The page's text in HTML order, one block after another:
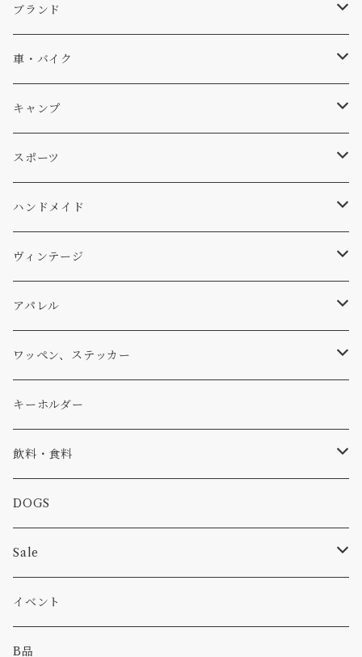
キャップ、ニット
ソックス
雑貨
ステッカー
バッグ
パンツ
パーカー・トレーナー
アウター
コラボ
食品
ブランド
Db
サーフ
スキー
A-Frame
DOGS
WEAR
Four My Self
Ten
アメリカ軍払い下げ
...mura
車・バイク
車外
マット、シート
エアフレッシュナー
小物
ヘルメット
キャンプ
ファニチャー
キッチン
スリーピング
小物
コーヒー
焚き火
スポーツ
サーフ
スキー
ハンドメイド
ステッカー
ワッペン
小物
ヴィンテージ
ワッペン
ステッカー
小物
バイク
カー
アパレル
Tシャツ
キャップ、ニット
バッグ
小物
パンツ
パーカー・トレーナー
ワッペン、ステッカー
ワッペン
ステッカー
ピン
キーホルダー
飲料・食料
コーヒー
食べ物
DOGS
Sale
カー
キャンプ
イベント
B品